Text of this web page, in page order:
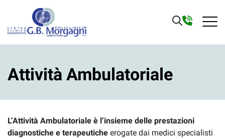
Attività Ambulatoriale
L’Attività Ambulatoriale è l’insieme delle prestazioni
diagnostiche e terapeutiche erogate dai medici specialisti